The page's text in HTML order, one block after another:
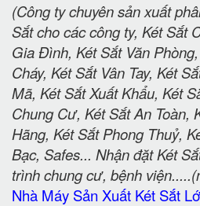
(Công ty chuyên sản xuất
Sắt cho các công ty, Két Sắt
Gia Đình, Két Sắt Văn
Cháy, Két Sắt Vân Tay, Két
Mã, Két Sắt Xuất Khẩu, Két
Chung Cư, Két Sắt An Toàn,
Hãng, Két Sắt Phong Thuỷ,
Bạc, Safes... Nhận đặt Két
trình chung cư, bệnh
Nhà Máy Sản Xuất Két Sắt